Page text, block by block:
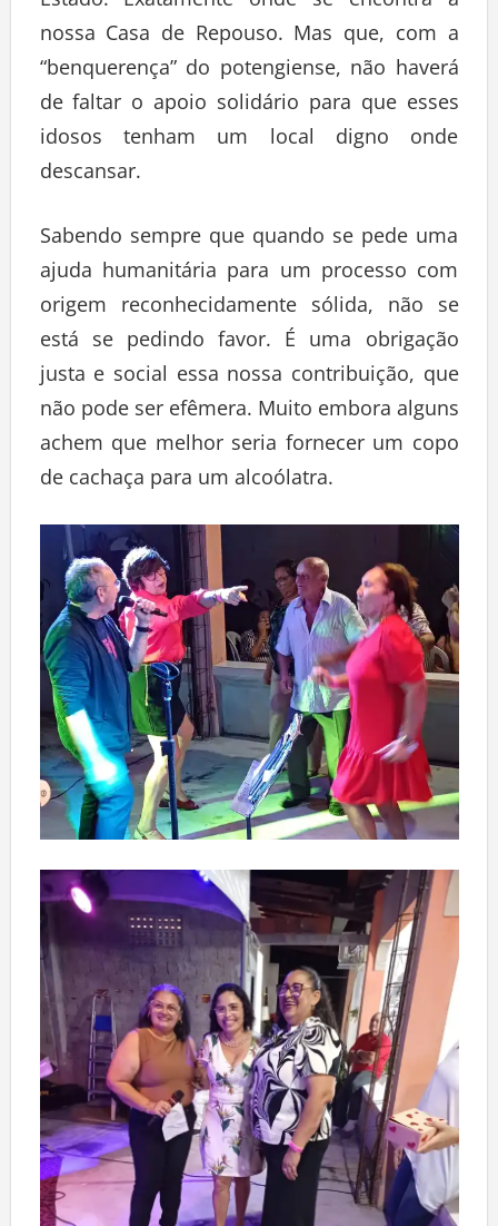
nossa Casa de Repouso. Mas que, com a
“benquerença” do potengiense, não haverá
de faltar o apoio solidário para que esses
idosos tenham um local digno onde
descansar.
Sabendo sempre que quando se pede uma
ajuda humanitária para um processo com
origem reconhecidamente sólida, não se
está se pedindo favor. É uma obrigação
justa e social essa nossa contribuição, que
não pode ser efêmera. Muito embora alguns
achem que melhor seria fornecer um copo
de cachaça para um alcoólatra.